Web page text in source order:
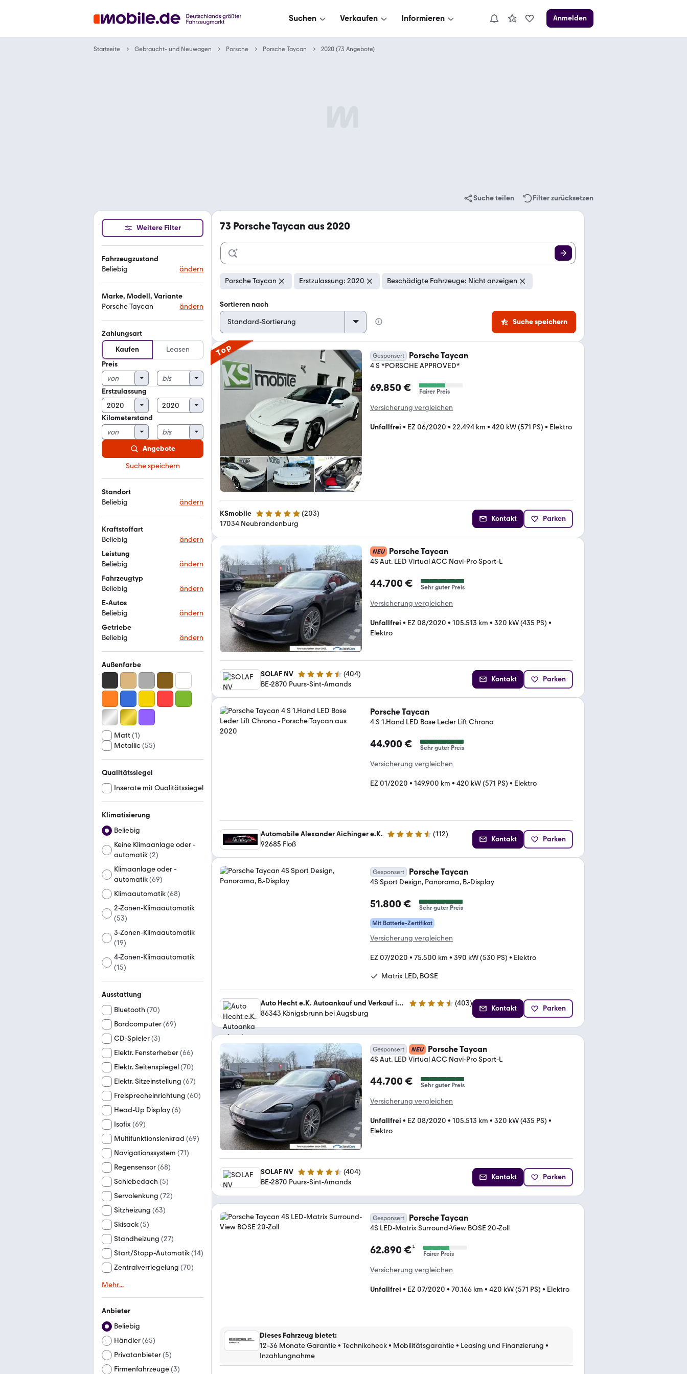
Suchen Verkaufen Informieren Anmelden
Startseite Gebraucht- und Neuwagen Porsche Porsche Taycan 2020 (73 Angebote)
Suche teilen Filter zurücksetzen
Weitere Filter
Fahrzeugzustand
Beliebig
ändern
Marke, Modell, Variante
Porsche Taycan
ändern
Zahlungsart
Kaufen
Leasen
Preis
Erstzulassung
Kilometerstand
Angebote
Suche speichern
Standort
Beliebig
ändern
Kraftstoffart
Beliebig
ändern
Leistung
Beliebig
ändern
Fahrzeugtyp
Beliebig
ändern
E-Autos
Beliebig
ändern
Getriebe
Beliebig
ändern
Außenfarbe
Matt (1)
Metallic(55)
Qualitätssiegel
Inserate mit Qualitätssiegel
Klimatisierung
Beliebig
Keine Klimaanlage oder -
automatik(2)
Klimaanlage oder -
automatik(69)
Klimaautomatik(68)
2-Zonen-Klimaautomatik
(53)
3-Zonen-Klimaautomatik
(19)
4-Zonen-Klimaautomatik
(15)
Ausstattung
Bluetooth (70)
Bordcomputer(69)
CD-Spieler(3)
Elektr. Fensterheber(66)
Elektr. Seitenspiegel(70)
Elektr. Sitzeinstellung (67)
Freisprecheinrichtung (60)
Head-Up Display(6)
Isofix(69)
Multifunktionslenkrad (69)
Navigationssystem (71)
Regensensor(68)
Schiebedach (5)
Servolenkung (72)
Sitzheizung (63)
Skisack(5)
Standheizung (27)
Start/Stopp-Automatik(14)
Zentralverriegelung (70)
Mehr...
Anbieter
Beliebig
Händler(65)
Privatanbieter(5)
Firmenfahrzeuge(3)
73 Porsche Taycan aus 2020
Porsche Taycan Erstzulassung: 2020 Beschädigte Fahrzeuge: Nicht anzeigen
Sortieren nach
Suche speichern
Top Gesponsert Porsche Taycan
4 S *PORSCHE APPROVED*
69.850 € Fairer Preis
Versicherung vergleichen
Unfallfrei • EZ 06/2020 • 22.494 km • 420 kW (571 PS) • Elektro
KSmobile 5 Sterne (203)
17034 Neubrandenburg
Kontakt Parken
NEU Porsche Taycan
4S Aut. LED Virtual ACC Navi-Pro Sport-L
44.700 € Sehr guter Preis
Versicherung vergleichen
Unfallfrei • EZ 08/2020 • 105.513 km • 320 kW (435 PS) •
Elektro
SOLAF NV 4.5 Sterne (404)
BE-2870 Puurs-Sint-Amands
Kontakt Parken
Porsche Taycan
4 S 1.Hand LED Bose Leder Lift Chrono
44.900 € Sehr guter Preis
Versicherung vergleichen
EZ 01/2020 • 149.900 km • 420 kW (571 PS) • Elektro
Automobile Alexander Aichinger e.K. 4.5 Sterne (112)
92685 Floß
Kontakt Parken
Gesponsert Porsche Taycan
4S Sport Design, Panorama, B.-Display
51.800 € Sehr guter Preis
Mit Batterie-Zertifikat
Versicherung vergleichen
EZ 07/2020 • 75.500 km • 390 kW (530 PS) • Elektro
Matrix LED, BOSE
Auto Hecht e.K. Autoankauf und Verkauf in Königsbrunn bei Augsburg 4.5 Sterne (403)
86343 Königsbrunn bei Augsburg
Kontakt Parken
Gesponsert NEU Porsche Taycan
4S Aut. LED Virtual ACC Navi-Pro Sport-L
44.700 € Sehr guter Preis
Versicherung vergleichen
Unfallfrei • EZ 08/2020 • 105.513 km • 320 kW (435 PS) •
Elektro
SOLAF NV 4.5 Sterne (404)
BE-2870 Puurs-Sint-Amands
Kontakt Parken
Gesponsert Porsche Taycan
4S LED-Matrix Surround-View BOSE 20-Zoll
62.890 €¹
Fairer Preis
Versicherung vergleichen
Unfallfrei • EZ 07/2020 • 70.166 km • 420 kW (571 PS) • Elektro
Dieses Fahrzeug bietet:
12-36 Monate Garantie• Technikcheck• Mobilitätsgarantie• Leasing und Finanzierung •
Inzahlungnahme